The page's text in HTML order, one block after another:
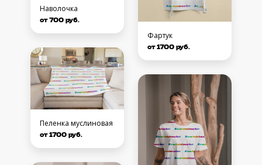
Наволочка
от 700 руб.
Пеленка муслиновая
от 1700 руб.
Фартук
от 1700 руб.